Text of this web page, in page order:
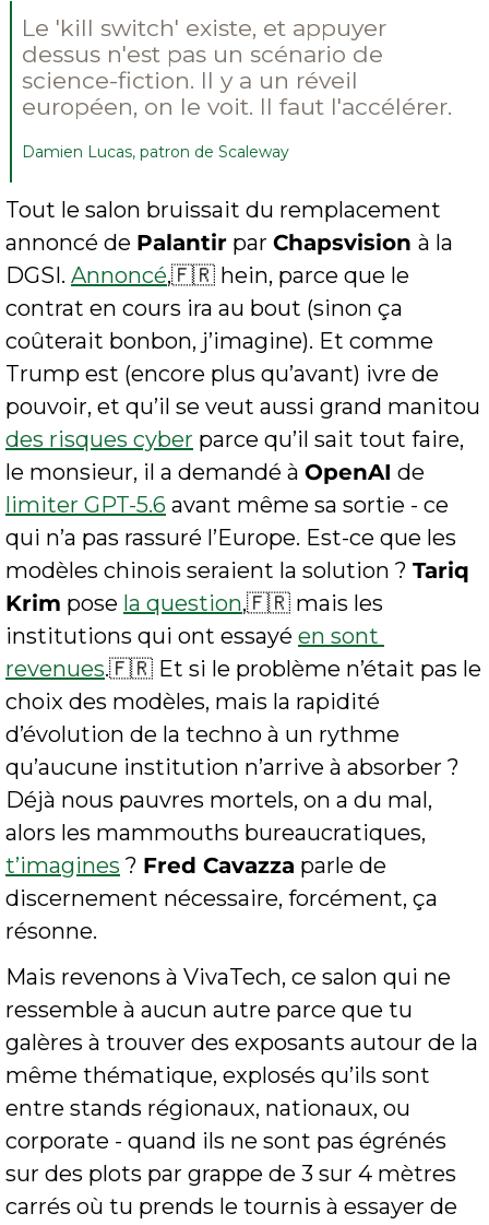
Le 'kill switch' existe, et appuyer
dessus n'est pas un scénario de
science-fiction. Il y a un réveil
européen, on le voit. Il faut l'accélérer.
Damien Lucas, patron de Scaleway
Tout le salon bruissait du remplacement
annoncé de Palantir par Chapsvision à la
DGSI. Annoncé,🇫🇷 hein, parce que le
contrat en cours ira au bout (sinon ça
coûterait bonbon, j’imagine). Et comme
Trump est (encore plus qu’avant) ivre de
des risques cyber parce qu’il sait tout faire,
le monsieur, il a demandé à OpenAI
limiter GPT-5.6 avant même sa sortie - ce
qui n’a pas rassuré l’Europe. Est-ce que les
modèles chinois seraient la solution ? Tariq
Krim pose la question,🇫🇷 mais les
institutions qui ont essayé en sont
revenues.🇫🇷 Et si le problème n’était pas le
choix des modèles, mais la rapidité
d’évolution de la techno à un rythme
qu’aucune institution n’arrive à absorber ?
Déjà nous pauvres mortels, on a du mal,
t’imagines ? Fred Cavazza parle de
discernement nécessaire, forcément, ça
résonne.
Mais revenons à VivaTech, ce salon qui ne
ressemble à aucun autre parce que tu
galères à trouver des exposants autour de la
même thématique, explosés qu’ils sont
entre stands régionaux, nationaux, ou
corporate - quand ils ne sont pas égrénés
sur des plots par grappe de 3 sur 4 mètres
carrés où tu prends le tournis à essayer de